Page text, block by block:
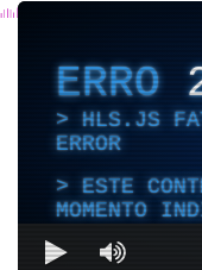
ERRO
HLS.JS
ERROR
ESTE
MOMENTO